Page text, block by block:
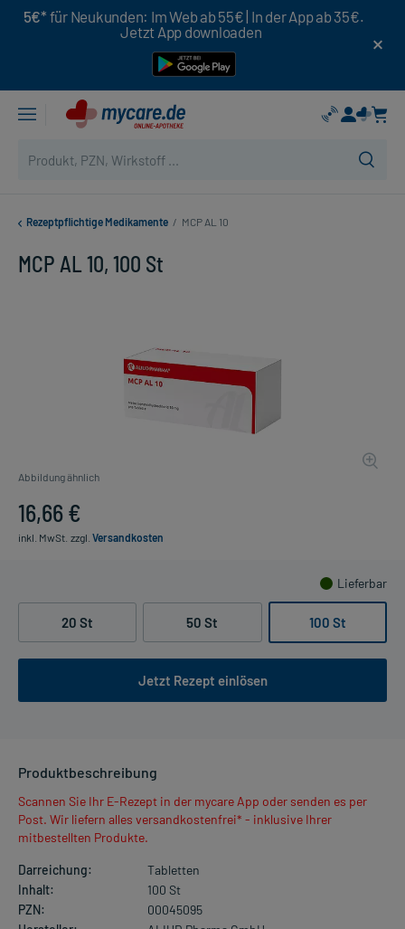
5€* für Neukunden: Im Web ab 55€ | In der App ab 35€.
Jetzt App downloaden
Rezeptpflichtige Medikamente / MCP AL 10
MCP AL 10, 100 St
Abbildung ähnlich
16,66 €
inkl. MwSt. zzgl. Versandkosten
Lieferbar
20 St 50 St 100 St
Jetzt Rezept einlösen
Produktbeschreibung
Scannen Sie Ihr E-Rezept in der mycare App oder senden es per
Post. Wir liefern alles versandkostenfrei* - inklusive Ihrer
mitbestellten Produkte.
Darreichung:
Tabletten
Inhalt:
100 St
PZN:
00045095